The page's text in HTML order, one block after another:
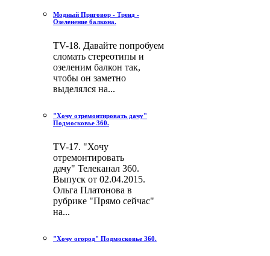
Модный Приговор - Тренд -
Озеленение балкона.
TV-18. Давайте попробуем
сломать стереотипы и
озеленим балкон так,
чтобы он заметно
выделялся на...
"Хочу отремонтировать дачу"
Подмосковье 360.
TV-17. "Хочу
отремонтировать
дачу" Телеканал 360.
Выпуск от 02.04.2015.
Ольга Платонова в
рубрике "Прямо сейчас"
на...
"Хочу огород" Подмосковье 360.